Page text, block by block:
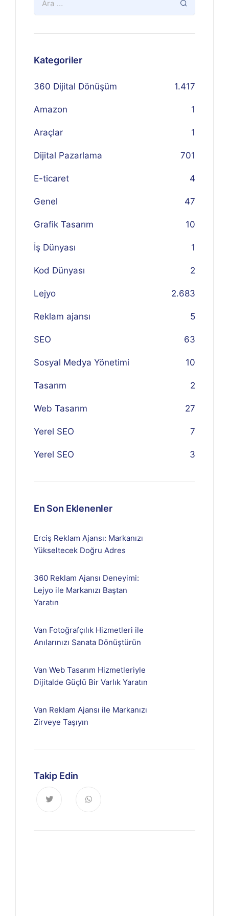
Kategoriler
360 Dijital Dönüşüm 1.417
Amazon 1
Araçlar 1
Dijital Pazarlama 701
E-ticaret 4
Genel 47
Grafik Tasarım 10
İş Dünyası 1
Kod Dünyası 2
Lejyo 2.683
Reklam ajansı 5
SEO 63
Sosyal Medya Yönetimi 10
Tasarım 2
Web Tasarım 27
Yerel SEO 7
Yerel SEO 3
En Son Eklenenler
Erciş Reklam Ajansı: Markanızı
Yükseltecek Doğru Adres
360 Reklam Ajansı Deneyimi:
Lejyo ile Markanızı Baştan
Yaratın
Van Fotoğrafçılık Hizmetleri ile
Anılarınızı Sanata Dönüştürün
Van Web Tasarım Hizmetleriyle
Dijitalde Güçlü Bir Varlık Yaratın
Van Reklam Ajansı ile Markanızı
Zirveye Taşıyın
Takip Edin